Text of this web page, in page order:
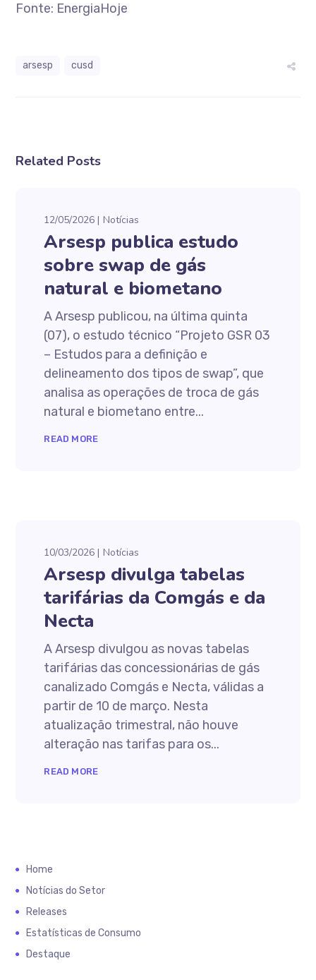
Fonte: EnergiaHoje
arsesp cusd
Related Posts
12/05/2026 Notícias
Arsesp publica estudo
sobre swap de gás
natural e biometano
A Arsesp publicou, na última quinta
(07), o estudo técnico “Projeto GSR 03
– Estudos para a definição e
delineamento dos tipos de swap”, que
analisa as operações de troca de gás
natural e biometano entre...
READ MORE
10/03/2026 Notícias
Arsesp divulga tabelas
tarifárias da Comgás e da
Necta
A Arsesp divulgou as novas tabelas
tarifárias das concessionárias de gás
canalizado Comgás e Necta, válidas a
partir de 10 de março. Nesta
atualização trimestral, não houve
alteração nas tarifas para os...
READ MORE
Home
Notícias do Setor
Releases
Estatísticas de Consumo
Destaque